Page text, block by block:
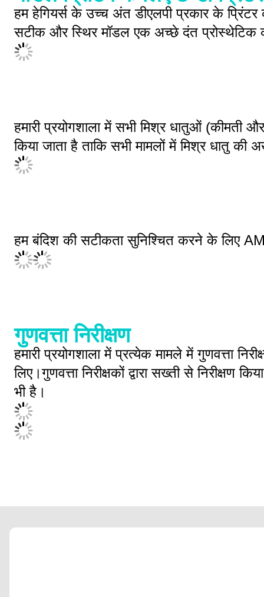
हम हेगियर्स के उच्च अंत डीएलपी प्रकार के
सटीक और स्थिर मॉडल एक अच्छे दंत
हमारी प्रयोगशाला में सभी मिश्र धातुओं (कीमती
किया जाता है ताकि सभी मामलों में मिश्र धातु
हम बंदिश की सटीकता सुनिश्चित करने के लिए
गुणवत्ता निरीक्षण
हमारी प्रयोगशाला में प्रत्येक मामले में गुणवत्ता
लिए।गुणवत्ता निरीक्षकों द्वारा सख्ती से निरीक्षण
भी है।